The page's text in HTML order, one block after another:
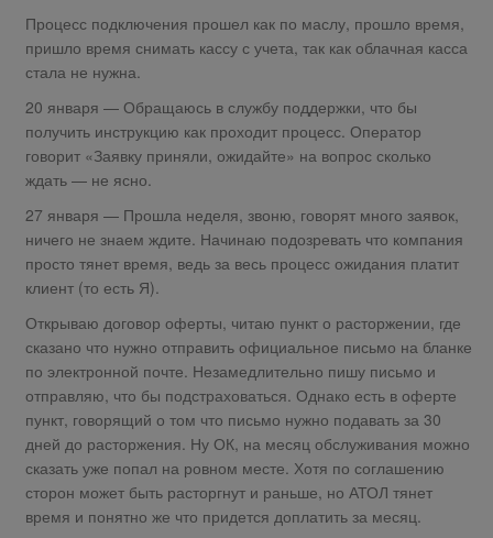
Процесс подключения прошел как по маслу, прошло время,
пришло время снимать кассу с учета, так как облачная касса
стала не нужна.
20 января — Обращаюсь в службу поддержки, что бы
получить инструкцию как проходит процесс. Оператор
говорит «Заявку приняли, ожидайте» на вопрос сколько
ждать — не ясно.
27 января — Прошла неделя, звоню, говорят много заявок,
ничего не знаем ждите. Начинаю подозревать что компания
просто тянет время, ведь за весь процесс ожидания платит
клиент (то есть Я).
Открываю договор оферты, читаю пункт о расторжении, где
сказано что нужно отправить официальное письмо на бланке
по электронной почте. Незамедлительно пишу письмо и
отправляю, что бы подстраховаться. Однако есть в оферте
пункт, говорящий о том что письмо нужно подавать за 30
дней до расторжения. Ну ОК, на месяц обслуживания можно
сказать уже попал на ровном месте. Хотя по соглашению
сторон может быть расторгнут и раньше, но АТОЛ тянет
время и понятно же что придется доплатить за месяц.